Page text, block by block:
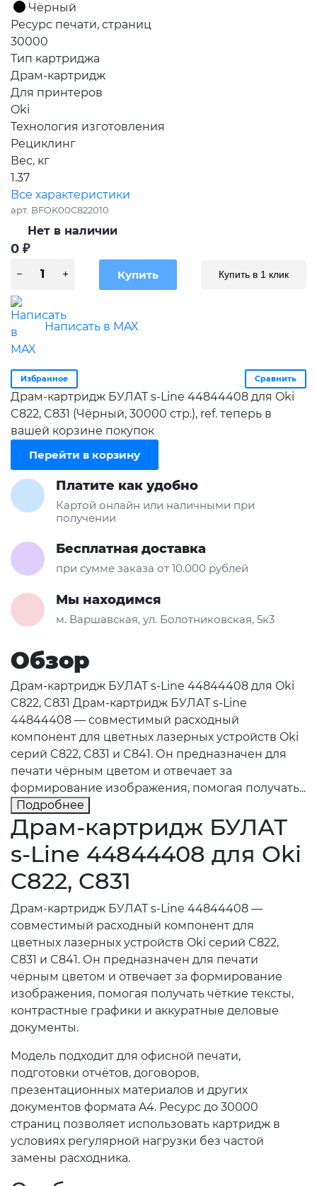
Чёрный
Ресурс печати, страниц
30000
Тип картриджа
Драм-картридж
Для принтеров
Oki
Технология изготовления
Рециклинг
Вес, кг
1.37
Все характеристики
арт. BFOK00C822010
Нет в наличии
0 ₽
Купить в 1 клик
Написать в MAX
Избранное Сравнить
Драм-картридж БУЛАТ s-Line 44844408 для Oki
C822, C831 (Чёрный, 30000 стр.), ref. теперь в
вашей корзине покупок
Перейти в корзину
Платите как удобно
Картой онлайн или наличными при
получении
Бесплатная доставка
при сумме заказа от 10.000 рублей
Мы находимся
м. Варшавская, ул. Болотниковская, 5к3
Обзор
Драм-картридж БУЛАТ s-Line 44844408 для Oki
C822, C831 Драм-картридж БУЛАТ s-Line
44844408 — совместимый расходный
компонент для цветных лазерных устройств Oki
серий C822, C831 и C841. Он предназначен для
печати чёрным цветом и отвечает за
формирование изображения, помогая получать...
Подробнее
Драм-картридж БУЛАТ
s-Line 44844408 для Oki
C822, C831
Драм-картридж БУЛАТ s-Line 44844408 —
совместимый расходный компонент для
цветных лазерных устройств Oki серий C822,
C831 и C841. Он предназначен для печати
чёрным цветом и отвечает за формирование
изображения, помогая получать чёткие тексты,
контрастные графики и аккуратные деловые
документы.
Модель подходит для офисной печати,
подготовки отчётов, договоров,
презентационных материалов и других
документов формата A4. Ресурс до 30000
страниц позволяет использовать картридж в
условиях регулярной нагрузки без частой
замены расходника.